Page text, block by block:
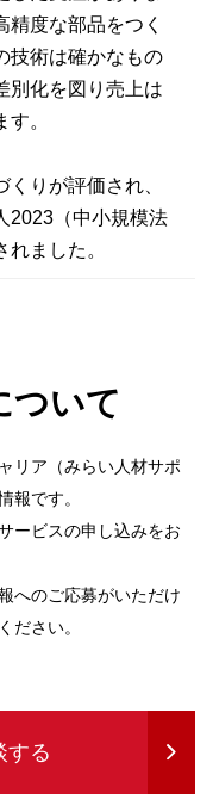
精度な部品をつく
技術は確かなもの
別化を図り売上は
。
りが評価され、
2023（中小規模法
れました。
ついて
リア（みらい人材サポ
報です。
ービスの申し込みをお
へのご応募がいただけ
ださい。
する